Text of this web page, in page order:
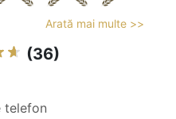
Arată mai multe >>
(36)
telefon